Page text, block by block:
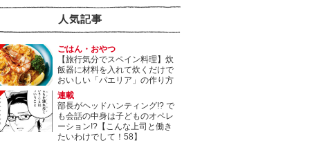
人気記事
ごはん・おやつ
【旅行気分でスペイン料理】炊
飯器に材料を入れて炊くだけで
おいしい「パエリア」の作り方
連載
部長がヘッドハンティング!? で
も会話の中身は子どものオペレ
ーション!?【こんな上司と働き
たいわけでして！58】